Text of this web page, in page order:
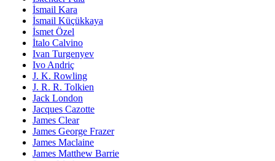
İsmail Kara
İsmail Küçükkaya
İsmet Özel
İtalo Calvino
Ivan Turgenyev
Ivo Andriç
J. K. Rowling
J. R. R. Tolkien
Jack London
Jacques Cazotte
James Clear
James George Frazer
James Maclaine
James Matthew Barrie